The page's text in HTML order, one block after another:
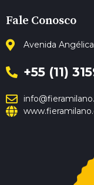
Fale Conosco
Avenida
+55 (11)